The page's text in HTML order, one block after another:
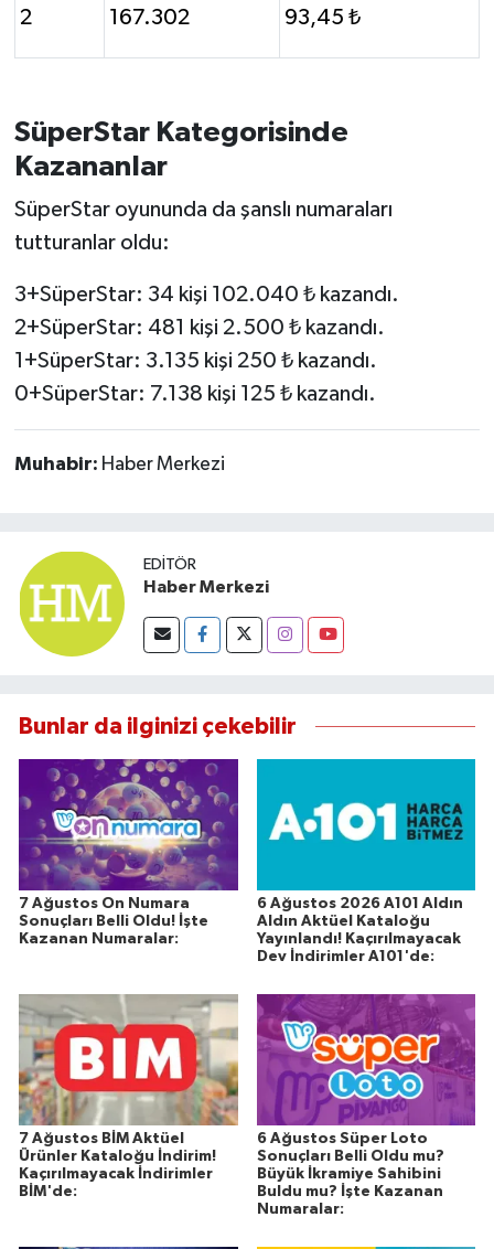
2 167.302 93,45 ₺
SüperStar Kategorisinde
Kazananlar
SüperStar oyununda da şanslı numaraları
tutturanlar oldu:
3+SüperStar: 34 kişi 102.040 ₺ kazandı.
2+SüperStar: 481 kişi 2.500 ₺ kazandı.
1+SüperStar: 3.135 kişi 250 ₺ kazandı.
0+SüperStar: 7.138 kişi 125 ₺ kazandı.
Muhabir: Haber Merkezi
EDITÖR
Haber Merkezi
Bunlar da ilginizi çekebilir
7 Ağustos On Numara
Sonuçları Belli Oldu! İşte
Kazanan Numaralar:
6 Ağustos 2026 A101 Aldın
Aldın Aktüel Kataloğu
Yayınlandı! Kaçırılmayacak
Dev İndirimler A101'de:
7 Ağustos BİM Aktüel
Ürünler Kataloğu İndirim!
Kaçırılmayacak İndirimler
BİM'de:
6 Ağustos Süper Loto
Sonuçları Belli Oldu mu?
Büyük İkramiye Sahibini
Buldu mu? İşte Kazanan
Numaralar:
TÜRKİYE
YAŞAM